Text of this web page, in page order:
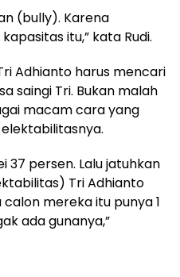
(bully). Karena
itu,” kata Rudi.
Adhianto harus mencari
saingi Tri. Bukan malah
macam cara yang
37 persen. Lalu jatuhkan
Tri Adhianto
mereka itu punya 1
ada gunanya,”